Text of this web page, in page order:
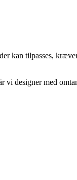
kan tilpasses,
vi designer med